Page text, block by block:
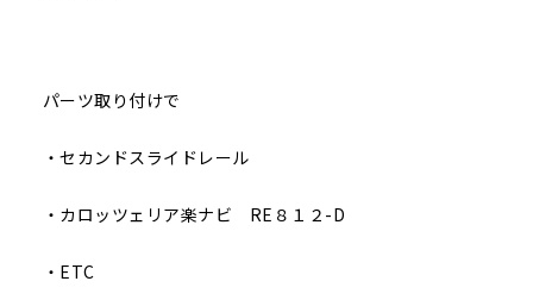
パーツ取り付けで
・セカンドスライドレール
・カロッツェリア楽ナビ RE８１２-D
・ETC